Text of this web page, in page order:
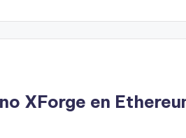
XForge en